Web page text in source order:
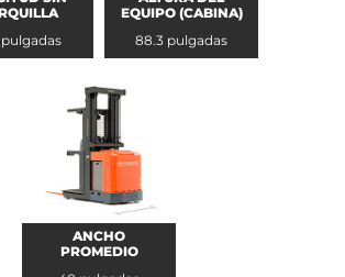
pulgadas
EQUIPO (CABINA)
88.3 pulgadas
ANCHO
PROMEDIO